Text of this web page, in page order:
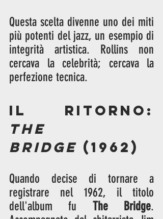
Questa scelta divenne uno dei miti
più potenti del jazz, un esempio di
integrità artistica. Rollins non
cercava la celebrità; cercava la
perfezione tecnica.
The
Bridge (1962)
Quando decise di tornare a
registrare nel 1962, il titolo
dell'album fu The Bridge.